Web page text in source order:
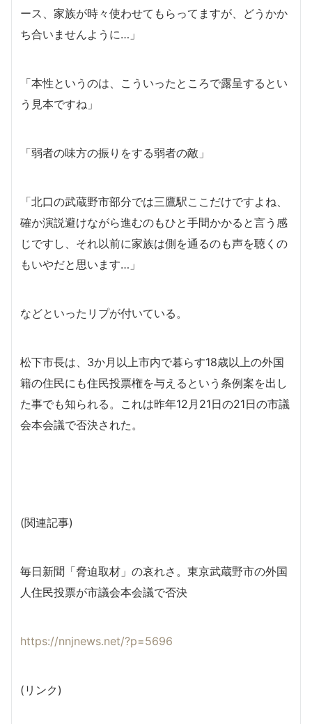
ース、家族が時々使わせてもらってますが、どうかか
ち合いませんように…」
「本性というのは、こういったところで露呈するとい
う見本ですね」
「弱者の味方の振りをする弱者の敵」
「北口の武蔵野市部分では三鷹駅ここだけですよね、
確か演説避けながら進むのもひと手間かかると言う感
じですし、それ以前に家族は側を通るのも声を聴くの
もいやだと思います…」
などといったリプが付いている。
松下市長は、3か月以上市内で暮らす18歳以上の外国
籍の住民にも住民投票権を与えるという条例案を出し
た事でも知られる。これは昨年12月21日の21日の市議
会本会議で否決された。
(関連記事)
毎日新聞「脅迫取材」の哀れさ。東京武蔵野市の外国
人住民投票が市議会本会議で否決
https://nnjnews.net/?p=5696
(リンク)